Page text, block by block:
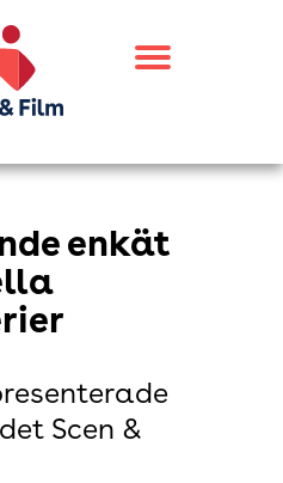
Toggle
enkät
Scen &